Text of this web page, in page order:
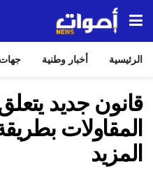
الرئيسية أخبار وطنية جهات
قانون جديد
المقاولات
المزيد